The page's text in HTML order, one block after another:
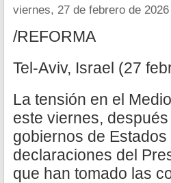
viernes, 27 de febrero de 2026
/REFORMA
Tel-Aviv, Israel (27
La tensión en el
este viernes,
gobiernos de
declaraciones del
que han tomado las